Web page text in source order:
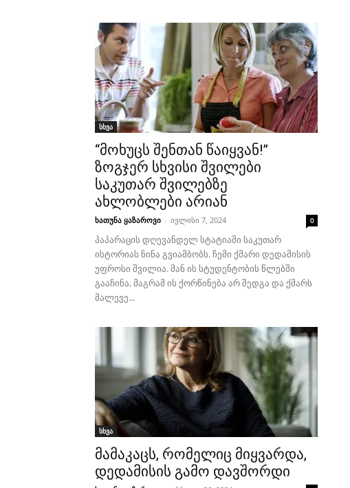
სხვა
“მოხუცს შენთან წაიყვან!”
ზოგჯერ სხვისი შვილები
საკუთარ შვილებზე
ახლობლები არიან
ხათუნა ყაზაროვი - ივლისი 7, 2024 0
პაპარაცის დღევანდელ სტატიაში საკუთარ
ისტორიას ნინა გვიამბობს. ჩემი ქმარი დედამისის
უფროსი შვილია. მან ის სტუდენტობის წლებში
გააჩინა, მაგრამ ის ქორწინება არ შედგა და ქმარს
მალევე...
სხვა
მამაკაცს, რომელიც მიყვარდა,
დედამისის გამო დავშორდი